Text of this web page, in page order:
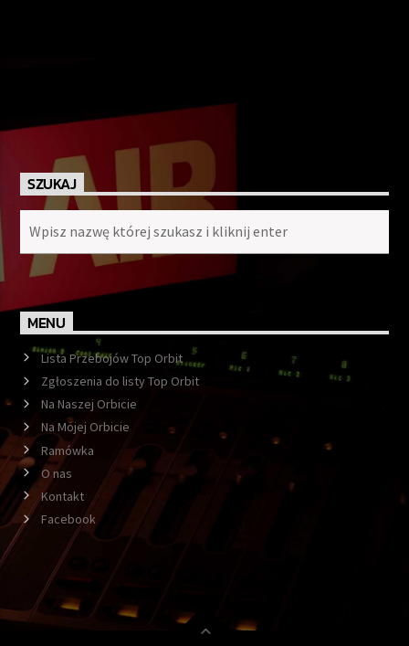
SZUKAJ
MENU
Lista Przebojów Top Orbit
Zgłoszenia do listy Top Orbit
Na Naszej Orbicie
Na Mojej Orbicie
Ramówka
O nas
Kontakt
Facebook